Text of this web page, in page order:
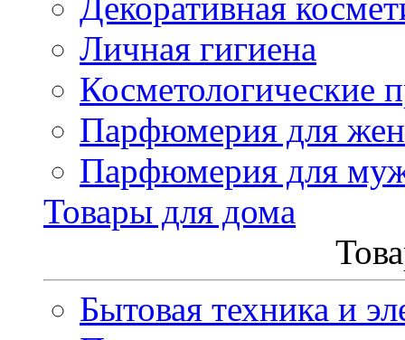
Личная гигиена
Косметологические
Парфюмерия для
Парфюмерия для
Товары для дома
Бытовая техника и